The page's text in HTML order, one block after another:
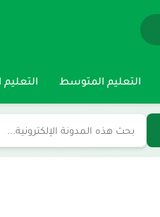
التعليم المتوسط التعليم